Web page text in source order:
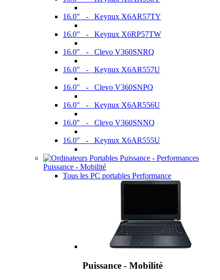
16.0" - Keynux X6AR57TY
16.0" - Keynux X6RP57TW
16.0" - Clevo V360SNRQ
16.0" - Keynux X6AR557U
16.0" - Clevo V360SNPQ
16.0" - Keynux X6AR556U
16.0" - Clevo V360SNNQ
16.0" - Keynux X6AR555U
Puissance - Mobilité
Tous les PC portables Performance
Puissance - Mobilité